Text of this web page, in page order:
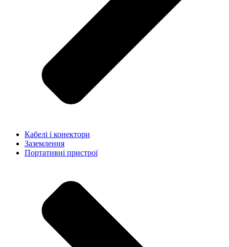
Кабелі і конектори
Заземлення
Портативні пристрої